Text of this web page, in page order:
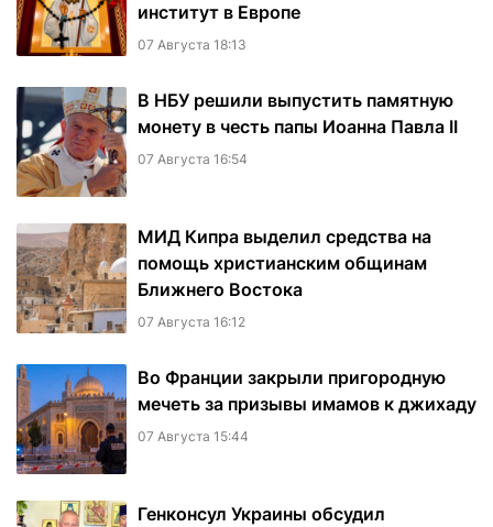
институт в Европе
07 Августа 18:13
В НБУ решили выпустить памятную
монету в честь папы Иоанна Павла II
07 Августа 16:54
МИД Кипра выделил средства на
помощь христианским общинам
Ближнего Востока
07 Августа 16:12
Во Франции закрыли пригородную
мечеть за призывы имамов к джихаду
07 Августа 15:44
Генконсул Украины обсудил